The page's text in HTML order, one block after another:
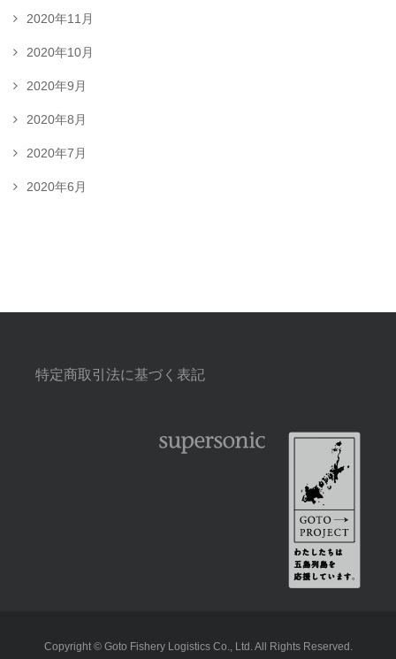
2020年11月
2020年10月
2020年9月
2020年8月
2020年7月
2020年6月
特定商取引法に基づく表記
Copyright © Goto Fishery Logistics Co., Ltd. All Rights Reserved.